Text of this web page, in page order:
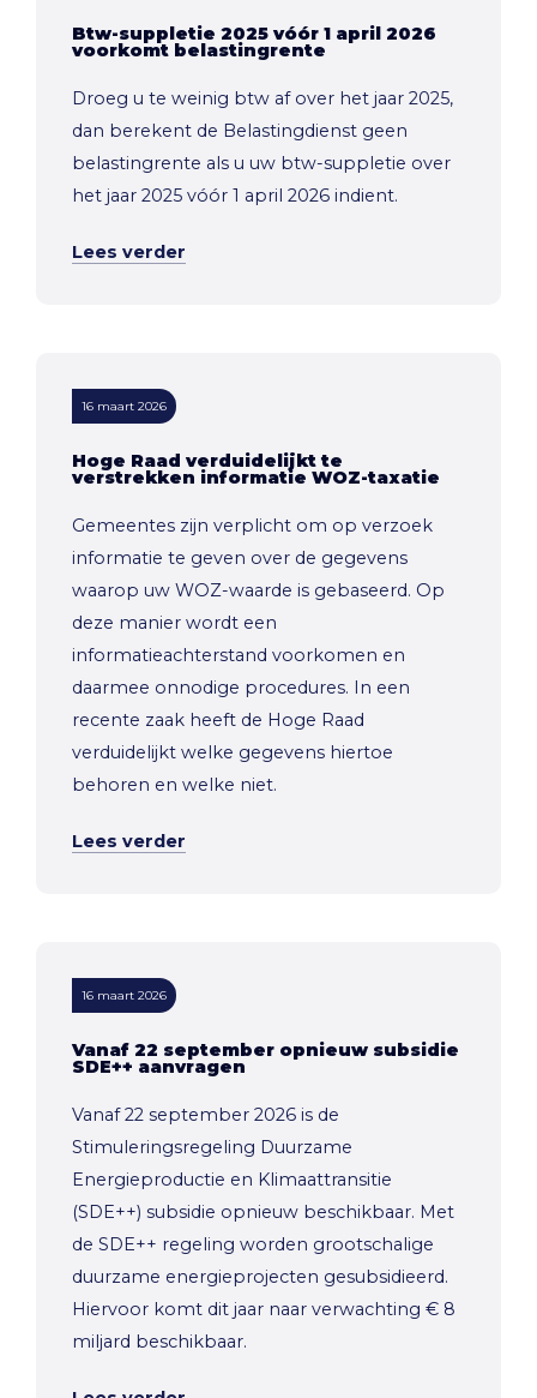
Btw-suppletie 2025 vóór 1 april 2026
voorkomt belastingrente
Droeg u te weinig btw af over het jaar 2025,
dan berekent de Belastingdienst geen
belastingrente als u uw btw-suppletie over
het jaar 2025 vóór 1 april 2026 indient.
Lees verder
16 maart 2026
Hoge Raad verduidelijkt te
verstrekken informatie WOZ-taxatie
Gemeentes zijn verplicht om op verzoek
informatie te geven over de gegevens
waarop uw WOZ-waarde is gebaseerd. Op
deze manier wordt een
informatieachterstand voorkomen en
daarmee onnodige procedures. In een
recente zaak heeft de Hoge Raad
verduidelijkt welke gegevens hiertoe
behoren en welke niet.
Lees verder
16 maart 2026
Vanaf 22 september opnieuw subsidie
SDE++ aanvragen
Vanaf 22 september 2026 is de
Stimuleringsregeling Duurzame
Energieproductie en Klimaattransitie
(SDE++) subsidie opnieuw beschikbaar. Met
de SDE++ regeling worden grootschalige
duurzame energieprojecten gesubsidieerd.
Hiervoor komt dit jaar naar verwachting € 8
miljard beschikbaar.